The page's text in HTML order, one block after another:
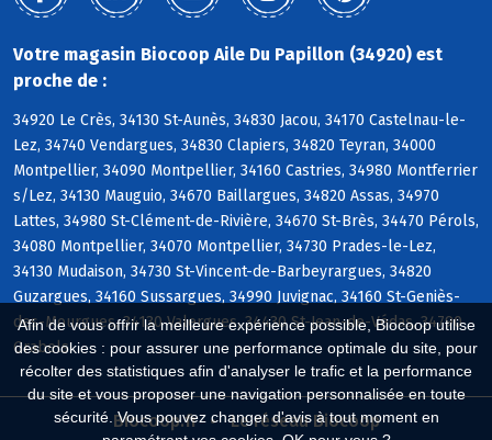
Afin de vous offrir la meilleure expérience possible, Biocoop utilise
des cookies : pour assurer une performance optimale du site, pour
récolter des statistiques afin d'analyser le trafic et la performance
du site et vous proposer une navigation personnalisée en toute
sécurité. Vous pouvez changer d'avis à tout moment en
Votre magasin Biocoop Aile Du Papillon (34920) est
proche de :
34920 Le Crès, 34130 St-Aunès, 34830 Jacou, 34170 Castelnau-le-
Lez, 34740 Vendargues, 34830 Clapiers, 34820 Teyran, 34000
Montpellier, 34090 Montpellier, 34160 Castries, 34980 Montferrier
s/Lez, 34130 Mauguio, 34670 Baillargues, 34820 Assas, 34970
Lattes, 34980 St-Clément-de-Rivière, 34670 St-Brès, 34470 Pérols,
34080 Montpellier, 34070 Montpellier, 34730 Prades-le-Lez,
34130 Mudaison, 34730 St-Vincent-de-Barbeyrargues, 34820
Guzargues, 34160 Sussargues, 34990 Juvignac, 34160 St-Geniès-
des-Mourgues, 34130 Valergues, 34430 St-Jean-de-Védas, 34790
Grabels
Biocoop.fr Le réseau Biocoop